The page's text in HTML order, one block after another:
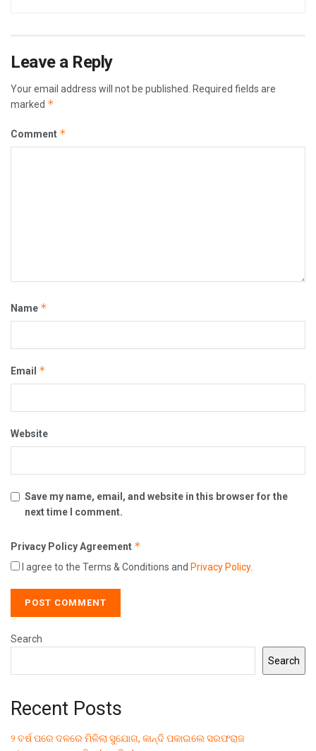
Leave a Reply
Your email address will not be published.
Required fields are
marked *
Comment *
Name *
Email *
Website
Save my name, email, and website in this browser for the
next time I comment.
Privacy Policy Agreement *
I agree to the Terms & Conditions and Privacy Policy.
Search
Search
Recent Posts
୨ ବର୍ଷ ପରେ ଦଳରେ ମିଳିଲା ସୁଯୋଗ, କାନ୍ଦି ପକାଇଲେ ସରଫରାଜ